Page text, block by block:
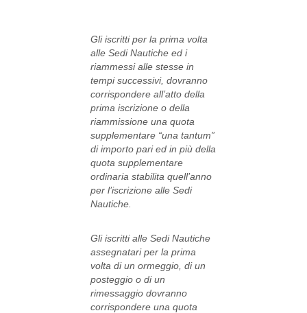
Gli iscritti per la prima volta
alle Sedi Nautiche ed i
riammessi alle stesse in
tempi successivi, dovranno
corrispondere all’atto della
prima iscrizione o della
riammissione una quota
supplementare “una tantum”
di importo pari ed in più della
quota supplementare
ordinaria stabilita quell’anno
per l’iscrizione alle Sedi
Nautiche.
Gli iscritti alle Sedi Nautiche
assegnatari per la prima
volta di un ormeggio, di un
posteggio o di un
rimessaggio dovranno
corrispondere una quota